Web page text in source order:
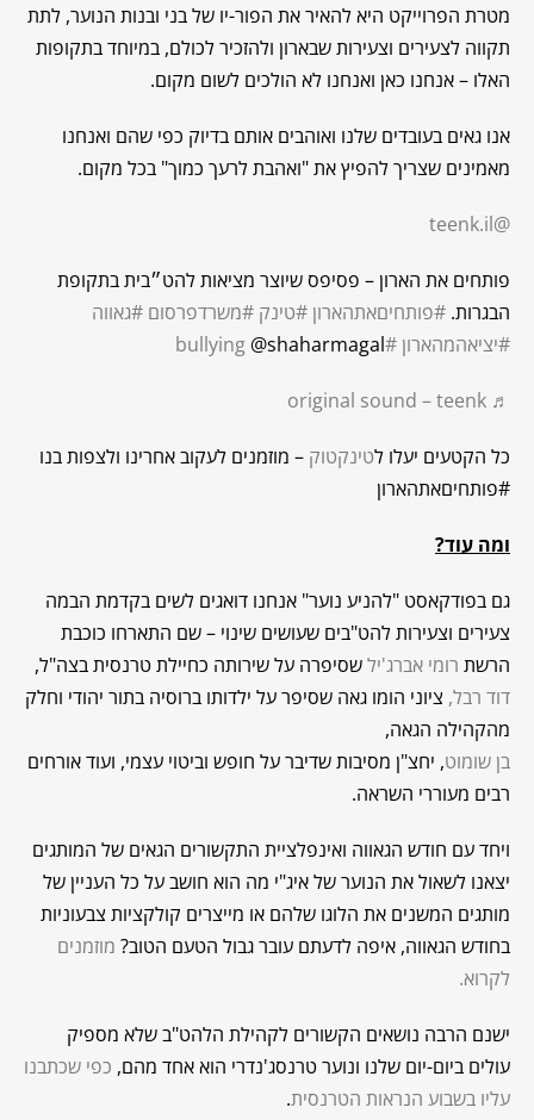
מטרת הפרוייקט היא להאיר את הפור-יו של בני ובנות הנוער, לתת
תקווה לצעירים וצעירות שבארון ולהזכיר לכולם, במיוחד בתקופות
האלו – אנחנו כאן ואנחנו לא הולכים לשום מקום.
אנו גאים בעובדים שלנו ואוהבים אותם בדיוק כפי שהם ואנחנו
מאמינים שצריך להפיץ את "ואהבת לרעך כמוך" בכל מקום.
@teenk.il
פותחים את הארון – פסיפס שיוצר מציאות להט״בית בתקופת
הבגרות. #פותחיםאתהארון #טינק #משרדפרסום #גאווה
#יציאהמהארון #bullying
@shaharmagal
♬ original sound – teenk
כל הקטעים יעלו לטינקטוק – מוזמנים לעקוב אחרינו ולצפות בנו
#פותחיםאתהארון
ומה עוד?
גם בפודקאסט "להניע נוער" אנחנו דואגים לשים בקדמת הבמה
צעירים וצעירות להט"בים שעושים שינוי – שם התארחו כוכבת
הרשת רומי אברג'ילשסיפרה על שירותה כחיילת טרנסית בצה"ל,
דוד רבל, ציוני הומו גאה שסיפר על ילדותו ברוסיה בתור יהודי וחלק
מהקהילה הגאה,
בן שומוט, יחצ"ן מסיבות שדיבר על חופש וביטוי עצמי, ועוד אורחים
רבים מעוררי השראה.
ויחד עם חודש הגאווה ואינפלציית התקשורים הגאים של המותגים
יצאנו לשאול את הנוער של איג"י מה הוא חושב על כל העניין של
מותגים המשנים את הלוגו שלהם או מייצרים קולקציות צבעוניות
בחודש הגאווה, איפה לדעתם עובר גבול הטעם הטוב? מוזמנים
לקרוא.
ישנם הרבה נושאים הקשורים לקהילת הלהט"ב שלא מספיק
עולים ביום-יום שלנו ונוער טרנסג'נדרי הוא אחד מהם, כפי שכתבנו
עליו בשבוע הנראות הטרנסית.